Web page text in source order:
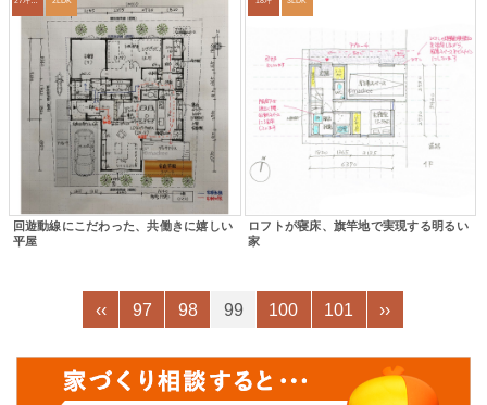
回遊動線にこだわった、共働きに嬉しい
平屋
ロフトが寝床、旗竿地で実現する明るい
家
‹‹ 97 98 99 100 101 ››